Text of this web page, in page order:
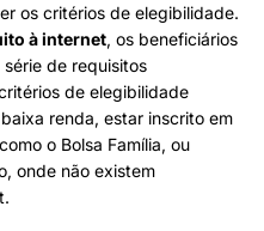
os critérios de elegibilidade.
à internet, os beneficiários
de requisitos
de elegibilidade
renda, estar inscrito em
o Bolsa Família, ou
onde não existem